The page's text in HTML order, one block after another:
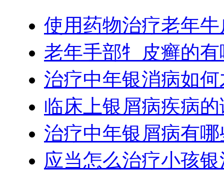
使用药物治疗老年
老年手部牜皮癣的
治疗中年银消病如
临床上银屑病疾病
治疗中年银屑病有
应当怎么治疗小孩